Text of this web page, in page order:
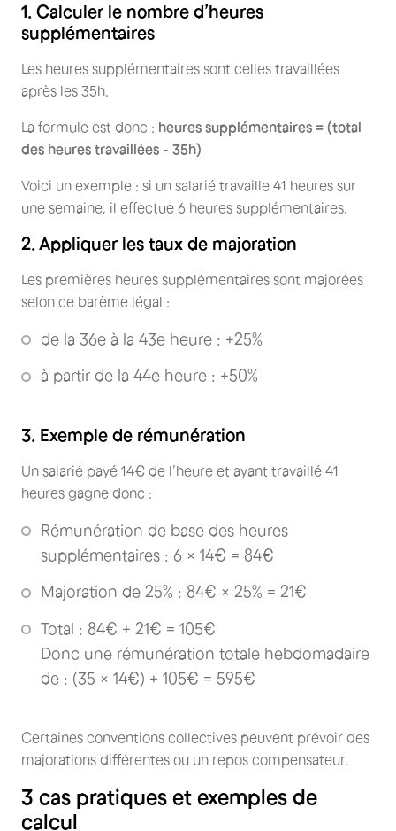
1. Calculer le nombre d’heures
supplémentaires
Les heures supplémentaires sont celles travaillées
après les 35h.
La formule est donc : heures supplémentaires = (total
des heures travaillées - 35h)
Voici un exemple : si un salarié travaille 41 heures sur
une semaine, il effectue 6 heures supplémentaires.
2. Appliquer les taux de majoration
Les premières heures supplémentaires sont majorées
selon ce barème légal :
de la 36e à la 43e heure : +25%
à partir de la 44e heure : +50%
3. Exemple de rémunération
Un salarié payé 14€ de l’heure et ayant travaillé 41
heures gagne donc :
Rémunération de base des heures
supplémentaires : 6 × 14€ = 84€
Majoration de 25% : 84€ × 25% = 21€
Total : 84€ + 21€ = 105€
Donc une rémunération totale hebdomadaire
de : (35 × 14€) + 105€ = 595€
Certaines conventions collectives peuvent prévoir des
majorations différentes ou un repos compensateur.
3 cas pratiques et exemples de
calcul